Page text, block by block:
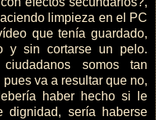
limpieza en el PC
que tenía guardado,
y sin cortarse un pelo.
somos tan
va a resultar que no,
haber hecho si le
dignidad, sería haberse